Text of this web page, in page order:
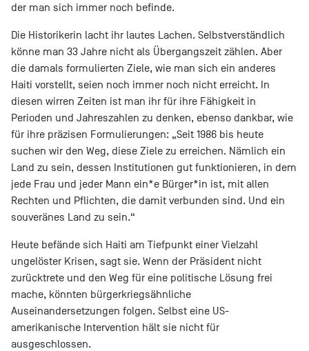
der man sich immer noch befinde.
Die Historikerin lacht ihr lautes Lachen. Selbstverständlich
könne man 33 Jahre nicht als Übergangszeit zählen. Aber
die damals formulierten Ziele, wie man sich ein anderes
Haiti vorstellt, seien noch immer noch nicht erreicht. In
diesen wirren Zeiten ist man ihr für ihre Fähigkeit in
Perioden und Jahreszahlen zu denken, ebenso dankbar, wie
für ihre präzisen Formulierungen: „Seit 1986 bis heute
suchen wir den Weg, diese Ziele zu erreichen. Nämlich ein
Land zu sein, dessen Institutionen gut funktionieren, in dem
jede Frau und jeder Mann ein*e Bürger*in ist, mit allen
Rechten und Pflichten, die damit verbunden sind. Und ein
souveränes Land zu sein.“
Heute befände sich Haiti am Tiefpunkt einer Vielzahl
ungelöster Krisen, sagt sie. Wenn der Präsident nicht
zurücktrete und den Weg für eine politische Lösung frei
mache, könnten bürgerkriegsähnliche
Auseinandersetzungen folgen. Selbst eine US-
amerikanische Intervention hält sie nicht für
ausgeschlossen.